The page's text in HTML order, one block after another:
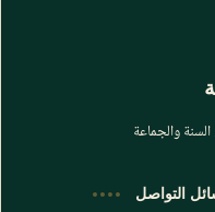
والجماعة
التواصل